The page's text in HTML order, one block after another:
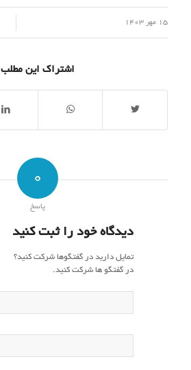
15 مهر 1403
اشتراک این مطلب
0
پاسخ
دیدگاه خود را ثبت کنید
تمایل دارید در گفتگوها شرکت کنید؟
در گفتگو ها شرکت کنید.